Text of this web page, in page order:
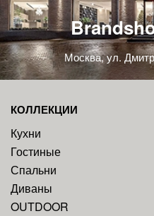
Москва, ул.
КОЛЛЕКЦИИ
Кухни
Гостиные
Спальни
Диваны
OUTDOOR